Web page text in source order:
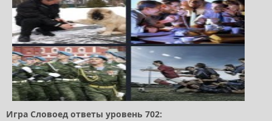
Игра Словоед ответы уровень 702: